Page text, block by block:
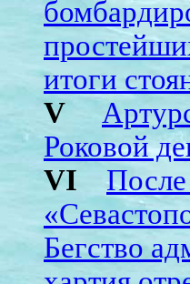
итоги
V
Роковой
VI
Бегство